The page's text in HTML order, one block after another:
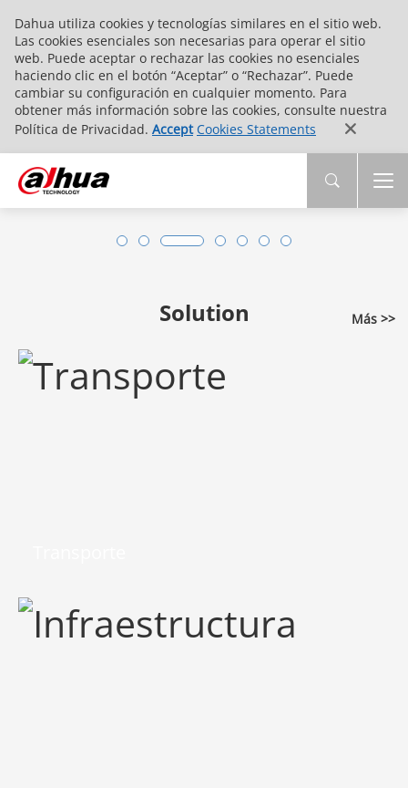
Dahua utiliza cookies y tecnologías similares en el sitio web.
Las cookies esenciales son necesarias para operar el sitio
web. Puede aceptar o rechazar las cookies no esenciales
haciendo clic en el botón “Aceptar” o “Rechazar”. Puede
cambiar su configuración en cualquier momento. Para
obtener más información sobre las cookies, consulte nuestra
Política de Privacidad. Accept Cookies Statements
Solution Más >>